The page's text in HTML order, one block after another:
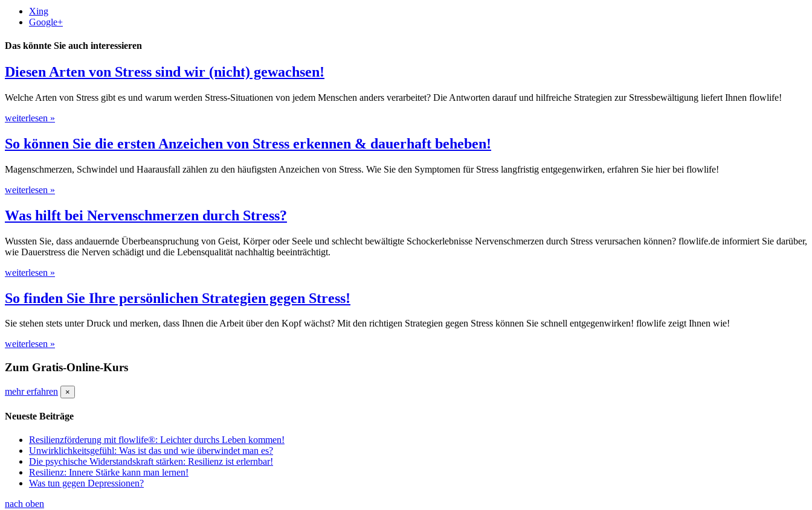
Xing
Google+
Das könnte Sie auch interessieren
Diesen Arten von Stress sind wir (nicht) gewachsen!
Welche Arten von Stress gibt es und warum werden Stress-Situationen von jedem Menschen anders verarbeitet? Die Antworten darauf und hilfreiche Strategien zur Stressbewältigung liefert Ihnen flowlife!
weiterlesen »
So können Sie die ersten Anzeichen von Stress erkennen & dauerhaft beheben!
Magenschmerzen, Schwindel und Haarausfall zählen zu den häufigsten Anzeichen von Stress. Wie Sie den Symptomen für Stress langfristig entgegenwirken, erfahren Sie hier bei flowlife!
weiterlesen »
Was hilft bei Nervenschmerzen durch Stress?
Wussten Sie, dass andauernde Überbeanspruchung von Geist, Körper oder Seele und schlecht bewältigte Schockerlebnisse Nervenschmerzen durch Stress verursachen können? flowlife.de informiert Sie darüber,
wie Dauerstress die Nerven schädigt und die Lebensqualität nachhaltig beeinträchtigt.
weiterlesen »
So finden Sie Ihre persönlichen Strategien gegen Stress!
Sie stehen stets unter Druck und merken, dass Ihnen die Arbeit über den Kopf wächst? Mit den richtigen Strategien gegen Stress können Sie schnell entgegenwirken! flowlife zeigt Ihnen wie!
weiterlesen »
Zum Gratis-Online-Kurs
mehr erfahren ×
Neueste Beiträge
Resilienzförderung mit flowlife®: Leichter durchs Leben kommen!
Unwirklichkeitsgefühl: Was ist das und wie überwindet man es?
Die psychische Widerstandskraft stärken: Resilienz ist erlernbar!
Resilienz: Innere Stärke kann man lernen!
Was tun gegen Depressionen?
nach oben